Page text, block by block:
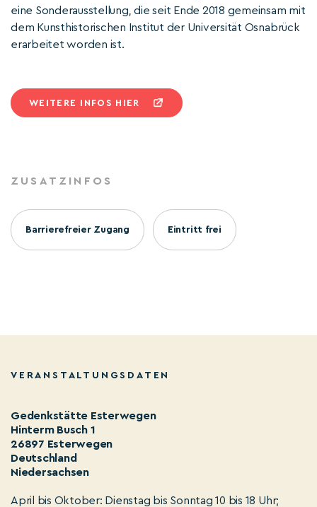
eine Sonderausstellung, die seit Ende 2018 gemeinsam mit
dem Kunsthistorischen Institut der Universität Osnabrück
erarbeitet worden ist.
WEITERE INFOS HIER
ZUSATZINFOS
Barrierefreier Zugang Eintritt frei
VERANSTALTUNGSDATEN
Gedenkstätte Esterwegen
Hinterm Busch 1
26897 Esterwegen
Deutschland
Niedersachsen
April bis Oktober: Dienstag bis Sonntag 10 bis 18 Uhr;